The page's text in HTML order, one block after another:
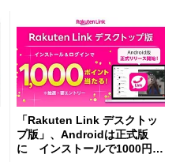
「Rakuten Link デスクトッ
プ版」、Androidは正式版
に インストールで1000円相